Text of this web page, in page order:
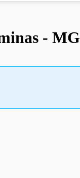
- MG